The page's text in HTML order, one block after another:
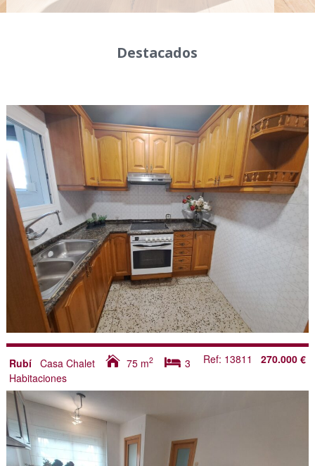
Destacados
RubíCasa Chalet 75 m2
3
Habitaciones
Ref: 13811270.000 €